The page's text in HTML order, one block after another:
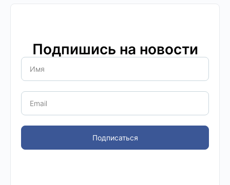
Подпишись на новости
Подписаться